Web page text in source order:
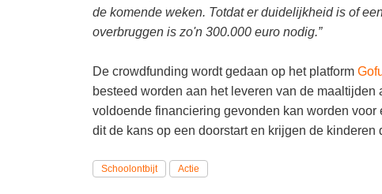
de komende weken. Totdat er duidelijkheid is of
overbruggen is zo'n 300.000 euro nodig.”
De crowdfunding wordt gedaan op het platform
besteed worden aan het leveren van de
voldoende financiering gevonden kan worden
dit de kans op een doorstart en krijgen de
Schoolontbijt Actie